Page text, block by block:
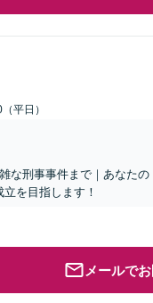
平日）
な刑事事件まで｜あなた
を目指します！
メールで